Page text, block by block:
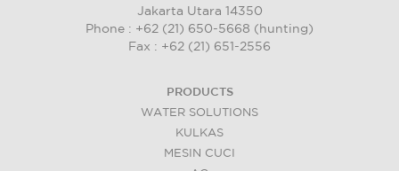
Jakarta Utara 14350
Phone : +62 (21) 650-5668 (hunting)
Fax : +62 (21) 651-2556
PRODUCTS
WATER SOLUTIONS
KULKAS
MESIN CUCI